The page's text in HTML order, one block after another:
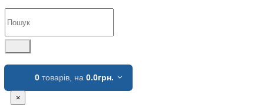
0 товарів, на 0.0грн.
×